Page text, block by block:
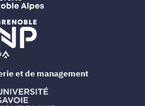
et de management